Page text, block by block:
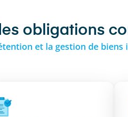
obligations
et la gestion de